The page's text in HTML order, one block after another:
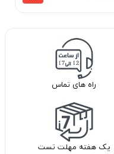
راه های تماس
یک هفته مهلت تست